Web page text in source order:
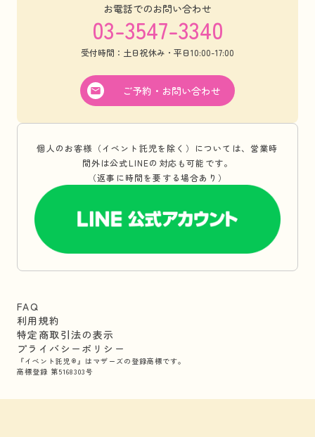
お電話でのお問い合わせ
03-3547-3340
受付時間：土日祝休み・平日10:00-17:00
ご予約・お問い合わせ
個人のお客様（イベント託児を除く）については、営業時
間外は公式LINEの対応も可能です。
（返事に時間を要する場合あり）
FAQ
利用規約
特定商取引法の表示
プライバシーポリシー
『イベント託児®』はマザーズの登録商標です。
商標登録 第5168303号